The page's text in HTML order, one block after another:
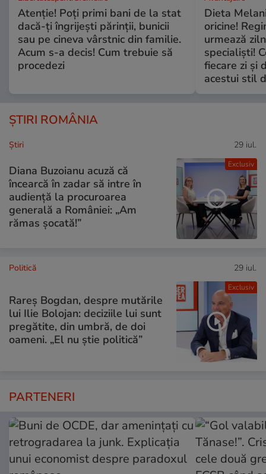
Atenție! Poți primi bani de la stat
dacă-ți îngrijești părinții, bunicii
sau pe cineva vârstnic din familie.
Acum s-a decis! Cum trebuie să
procedezi
Dieta
oricine!
urmează
specialiști!
fiecare zi și
acestui stil
ȘTIRI ROMÂNIA
Exclusiv
Ştiri 29 iul.
Diana Buzoianu acuză că
încearcă în zadar să intre în
audiență la procuroarea
generală a României: „Am
rămas șocată!”
Exclusiv
Politică 29 iul.
Rareș Bogdan, despre mutările
lui Ilie Bolojan: deciziile lui sunt
pregătite, din umbră, de doi
oameni. „El nu știe politică”
PARTENERI